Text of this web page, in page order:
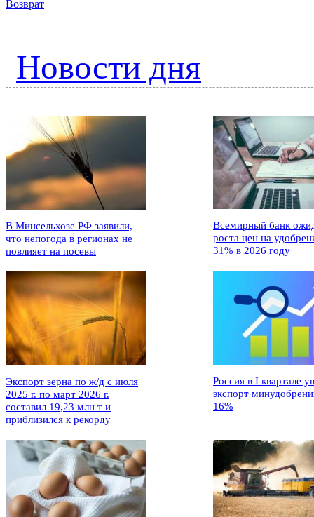
Возврат
Новости дня
В Минсельхозе РФ заявили,
что непогода в регионах не
повлияет на посевы
Всемирный банк
роста цен на
31% в 2026 году
Экспорт зерна по ж/д с июля
2025 г. по март 2026 г.
составил 19,23 млн т и
приблизился к рекорду
Россия в I квартале
экспорт
16%